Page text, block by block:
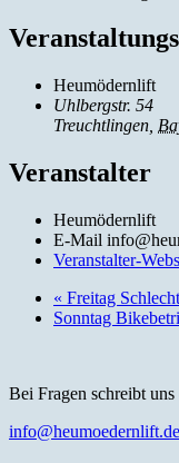
Heumödernlift
Uhlbergstr. 54
Treuchtlingen
Veranstalter
Heumödernlift
E-Mail
Veranstalter-
« Freitag
Sonntag
Bei Fragen schreibt
info@heumoedernlift.de